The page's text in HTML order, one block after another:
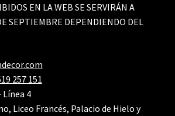
EN LA WEB SE SERVIRÁN A
SEPTIEMBRE DEPENDIENDO DEL
257 151
4
Liceo Francés, Palacio de Hielo y